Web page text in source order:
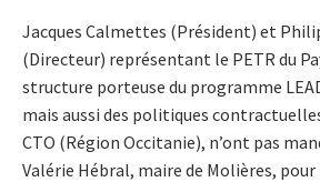
Jacques Calmettes (Président) et
(Directeur) représentant le PETR du
structure porteuse du programme
mais aussi des politiques
CTO (Région Occitanie), n’ont pas
Valérie Hébral, maire de Molières,